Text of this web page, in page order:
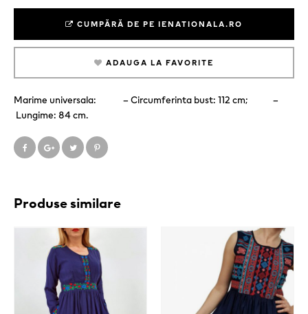
CUMPĂRĂ DE PE IENATIONALA.RO
ADAUGA LA FAVORITE
Marime universala: – Circumferinta bust: 112 cm; –
Lungime: 84 cm.
Produse similare